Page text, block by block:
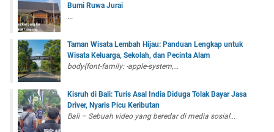
Bumi Ruwa Jurai
...
Taman Wisata Lembah Hijau: Panduan Lengkap untuk
Wisata Keluarga, Sekolah, dan Pecinta Alam
body{font-family: -apple-system,...
Kisruh di Bali: Turis Asal India Diduga Tolak Bayar Jasa
Driver, Nyaris Picu Keributan
Bali – Sebuah video yang beredar di media sosial...